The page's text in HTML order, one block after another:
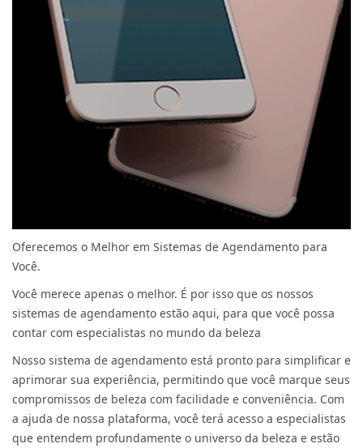
Oferecemos o Melhor em Sistemas de Agendamento para
Você.
Você merece apenas o melhor. É por isso que os nossos
sistemas de agendamento estão aqui, para que você possa
contar com especialistas no mundo da beleza
Nosso sistema de agendamento está pronto para simplificar e
aprimorar sua experiência, permitindo que você marque seus
compromissos de beleza com facilidade e conveniência. Com
a ajuda de nossa plataforma, você terá acesso a especialistas
que entendem profundamente o universo da beleza e estão